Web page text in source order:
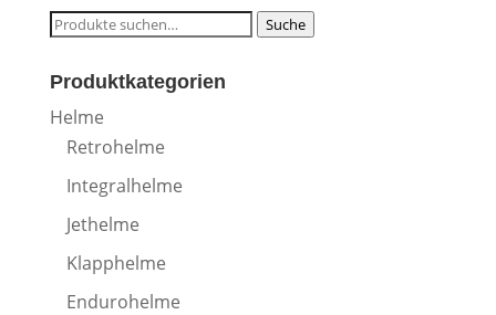
Suche
Suche
Produktkategorien
Helme
Retrohelme
Integralhelme
Jethelme
Klapphelme
Endurohelme